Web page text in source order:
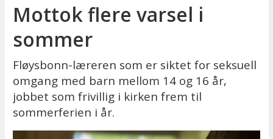
Mottok flere varsel i
sommer
Fløysbonn-læreren som er siktet for seksuell
omgang med barn mellom 14 og 16 år,
jobbet som frivillig i kirken frem til
sommerferien i år.